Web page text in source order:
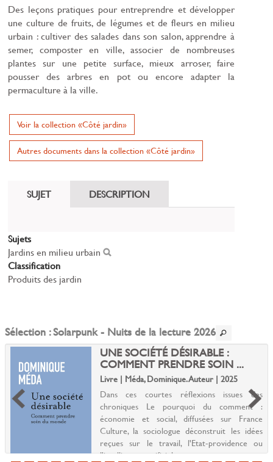
Des leçons pratiques pour entreprendre et développer
une culture de fruits, de légumes et de fleurs en milieu
urbain : cultiver des salades dans son salon, apprendre à
semer, composter en ville, associer de nombreuses
plantes sur une petite surface, mieux arroser, faire
pousser des arbres en pot ou encore adapter la
permaculture à la ville.
Voir la collection «Côté jardin»
Autres documents dans la collection «Côté jardin»
SUJET DESCRIPTION
Sujets
Jardins en milieu urbain
Classification
Produits des jardin
Sélection : Solarpunk - Nuits de la lecture 2026
UNE SOCIÉTÉ DÉSIRABLE :
COMMENT PRENDRE SOIN ...
Livre | Méda, Dominique. Auteur | 2025
Dans ces courtes réflexions issues des
chroniques Le pourquoi du comment :
économie et social, diffusées sur France
Culture, la sociologue déconstruit les idées
reçues sur le travail, l'Etat-providence ou
l'intelligence artificiel...